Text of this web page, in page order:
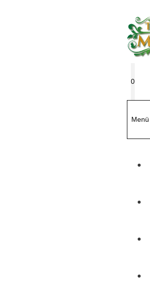
0
Menü